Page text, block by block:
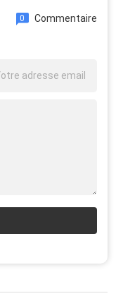
0 Commentaire